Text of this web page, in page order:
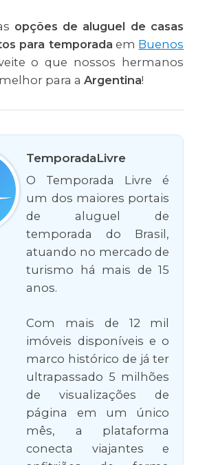
opções de aluguel de casas
para temporada em Buenos
o que nossos hermanos
para a Argentina!
TemporadaLivre
O Temporada Livre é
um dos maiores portais
de aluguel de
temporada do Brasil,
atuando no mercado de
turismo há mais de 15
anos.
Com mais de 12 mil
imóveis disponíveis e o
marco histórico de já ter
ultrapassado 5 milhões
de visualizações de
página em um único
mês, a plataforma
conecta viajantes e